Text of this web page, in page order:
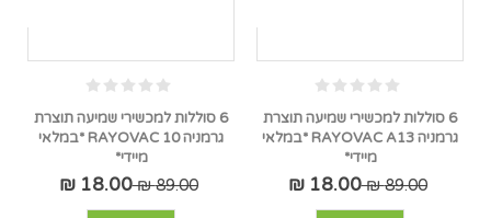
6 סוללות למכשירי שמיעה תוצרת
גרמניה RAYOVAC A13 *במלאי
מיידי*
89.00 ₪
18.00 ₪
6 סוללות למכשירי שמיעה תוצרת
גרמניה RAYOVAC 10 *במלאי
מיידי*
89.00 ₪
18.00 ₪